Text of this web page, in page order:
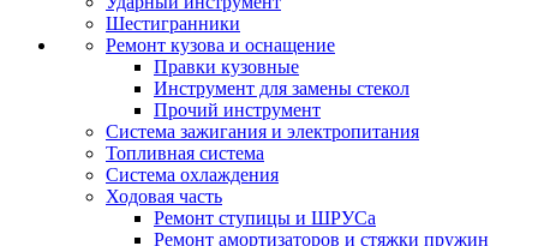
Шестигранники
Ремонт кузова и оснащение
Правки кузовные
Инструмент для замены стекол
Прочий инструмент
Система зажигания и электропитания
Топливная система
Система охлаждения
Ходовая часть
Ремонт ступицы и ШРУСа
Ремонт амортизаторов и стяжки пружин